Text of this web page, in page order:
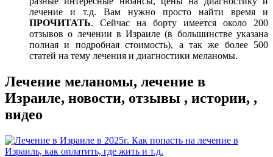
лечение и т.д. Вам нужно просто найти время и
ПРОЧИТАТЬ. Сейчас на борту имеется около 200
отзывов о лечении в Израиле (в большинстве указана
полная и подробная стоимость), а так же более 500
статей на тему лечения и диагностики меланомы.
Лечение меланомы, лечение в
Израиле, новости, отзывы , истории, ,
видео